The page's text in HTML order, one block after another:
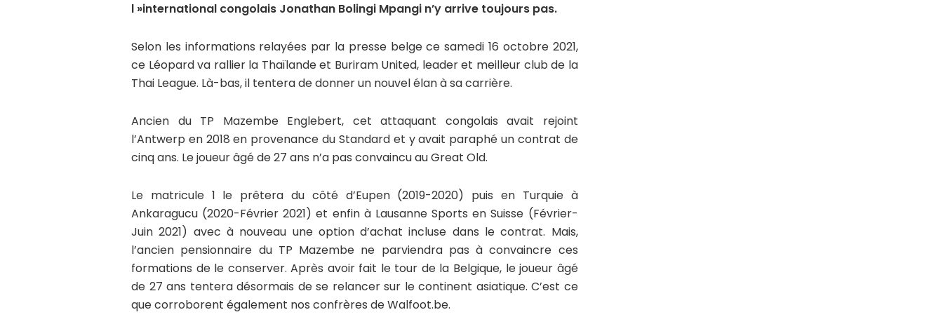
l »international congolais Jonathan Bolingi Mpangi n’y arrive toujours pas.
Selon les informations relayées par la presse belge ce samedi 16 octobre 2021,
ce Léopard va rallier la Thaïlande et Buriram United, leader et meilleur club de la
Thai League. Là-bas, il tentera de donner un nouvel élan à sa carrière.
Ancien du TP Mazembe Englebert, cet attaquant congolais avait rejoint
l’Antwerp en 2018 en provenance du Standard et y avait paraphé un contrat de
cinq ans. Le joueur âgé de 27 ans n’a pas convaincu au Great Old.
Le matricule 1 le prêtera du côté d’Eupen (2019-2020) puis en Turquie à
Ankaragucu (2020-Février 2021) et enfin à Lausanne Sports en Suisse (Février-
Juin 2021) avec à nouveau une option d’achat incluse dans le contrat. Mais,
l’ancien pensionnaire du TP Mazembe ne parviendra pas à convaincre ces
formations de le conserver. Après avoir fait le tour de la Belgique, le joueur âgé
de 27 ans tentera désormais de se relancer sur le continent asiatique. C’est ce
que corroborent également nos confrères de Walfoot.be.